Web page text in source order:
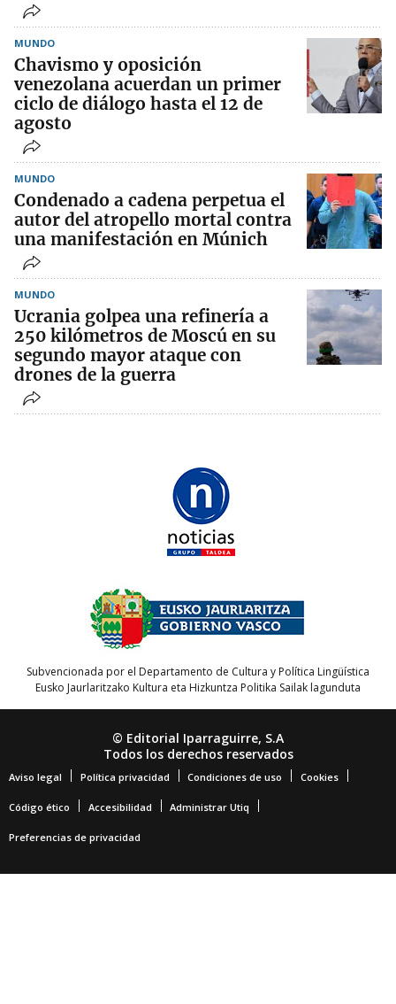
MUNDO
Chavismo y oposición
venezolana acuerdan un primer
ciclo de diálogo hasta el 12 de
agosto
MUNDO
Condenado a cadena perpetua el
autor del atropello mortal contra
una manifestación en Múnich
MUNDO
Ucrania golpea una refinería a
250 kilómetros de Moscú en su
segundo mayor ataque con
drones de la guerra
Subvencionada por el Departamento de Cultura y Política Lingüística
Eusko Jaurlaritzako Kultura eta Hizkuntza Politika Sailak lagunduta
© Editorial Iparraguirre, S.A
Todos los derechos reservados
Aviso legal Política privacidad Condiciones de uso Cookies
Código ético Accesibilidad Administrar Utiq
Preferencias de privacidad